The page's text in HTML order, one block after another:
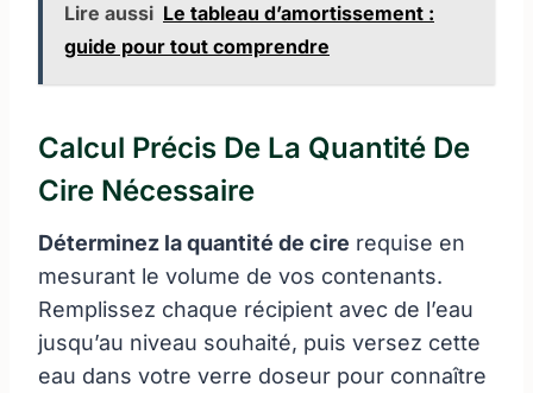
Lire aussi Le tableau d’amortissement :
guide pour tout comprendre
Calcul Précis De La Quantité De
Cire Nécessaire
Déterminez la quantité de cire requise en
mesurant le volume de vos contenants.
Remplissez chaque récipient avec de l’eau
jusqu’au niveau souhaité, puis versez cette
eau dans votre verre doseur pour connaître